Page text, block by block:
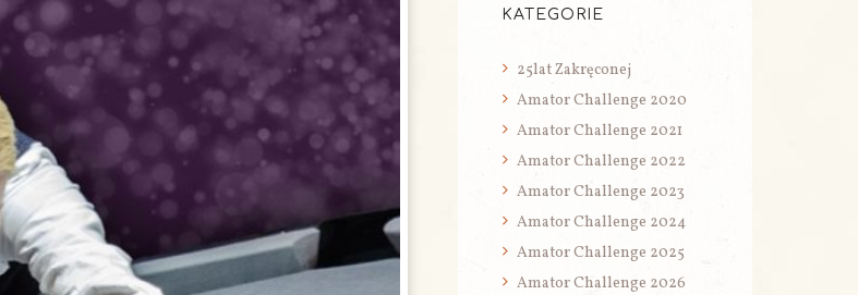
KATEGORIE
25lat Zakręconej
Amator Challenge 2020
Amator Challenge 2021
Amator Challenge 2022
Amator Challenge 2023
Amator Challenge 2024
Amator Challenge 2025
Amator Challenge 2026